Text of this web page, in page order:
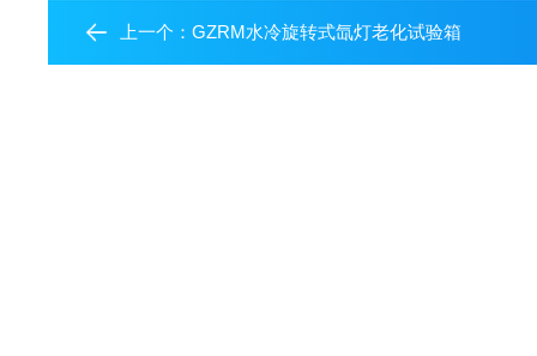
上一个：GZRM水冷旋转式氙灯老化试验箱